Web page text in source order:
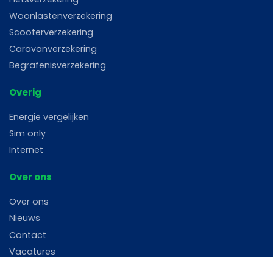
Woonlastenverzekering
Scooterverzekering
Caravanverzekering
Begrafenisverzekering
Overig
Energie vergelijken
Sim only
Internet
Over ons
Over ons
Nieuws
Contact
Vacatures